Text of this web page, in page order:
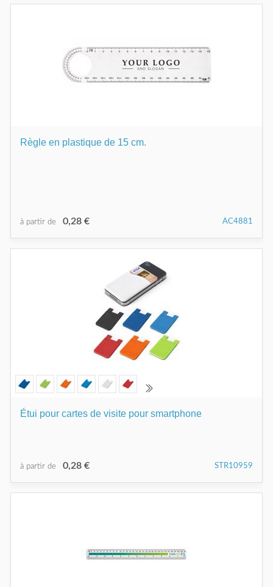
Règle en plastique de 15 cm.
à partir de 0,28 € AC4881
Étui pour cartes de visite pour smartphone
à partir de 0,28 € STR10959